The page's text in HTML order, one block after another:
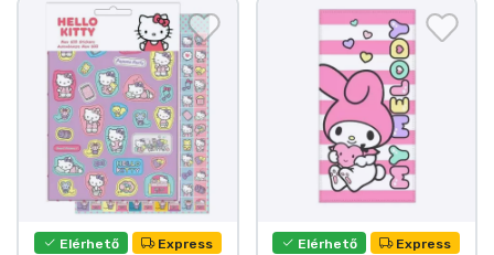
Elérhető Express Elérhető Express